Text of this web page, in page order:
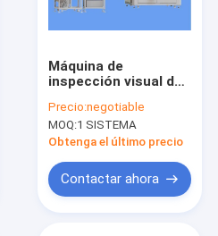
Máquina de
inspección visual de
en tiempo real
Precio:negotiable
MOQ:1 SISTEMA
Obtenga el último precio
Contactar ahora